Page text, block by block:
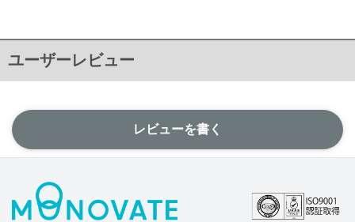
ユーザーレビュー
レビューを書く